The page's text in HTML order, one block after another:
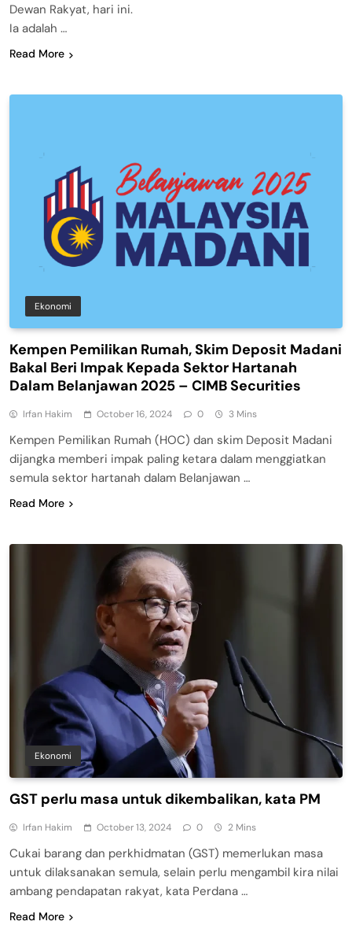
Dewan Rakyat, hari ini.
Ia adalah …
Read More
Ekonomi
Kempen Pemilikan Rumah, Skim Deposit Madani
Bakal Beri Impak Kepada Sektor Hartanah
Dalam Belanjawan 2025 – CIMB Securities
Irfan Hakim October 16, 2024 0 3 Mins
Kempen Pemilikan Rumah (HOC) dan skim Deposit Madani
dijangka memberi impak paling ketara dalam menggiatkan
semula sektor hartanah dalam Belanjawan …
Read More
Ekonomi
GST perlu masa untuk dikembalikan, kata PM
Irfan Hakim October 13, 2024 0 2 Mins
Cukai barang dan perkhidmatan (GST) memerlukan masa
untuk dilaksanakan semula, selain perlu mengambil kira nilai
ambang pendapatan rakyat, kata Perdana …
Read More